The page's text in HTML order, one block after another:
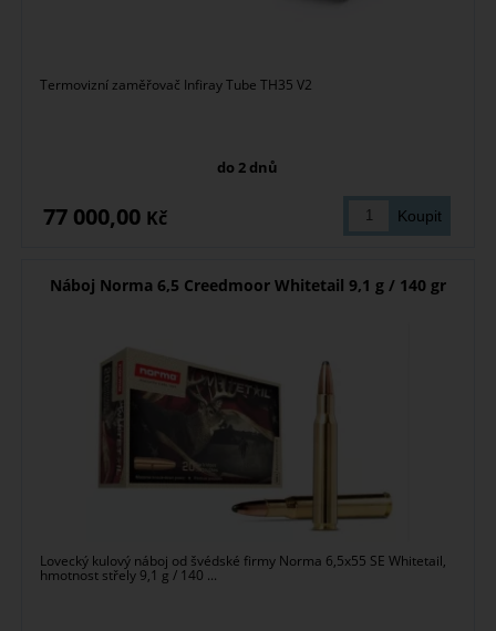
Termovizní zaměřovač Infiray Tube TH35 V2
do 2 dnů
77 000,00 Kč
Náboj Norma 6,5 Creedmoor Whitetail 9,1 g / 140 gr
Lovecký kulový náboj od švédské firmy Norma 6,5x55 SE Whitetail,
hmotnost střely 9,1 g / 140 ...